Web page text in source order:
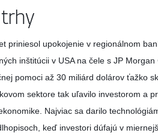
priniesol upokojenie v regionálnom
inštitúcii v USA na čele s JP
pomoci až 30 miliárd dolárov ťažko
sektore tak uľavilo investorom a
Najviac sa darilo
keď investori dúfajú v